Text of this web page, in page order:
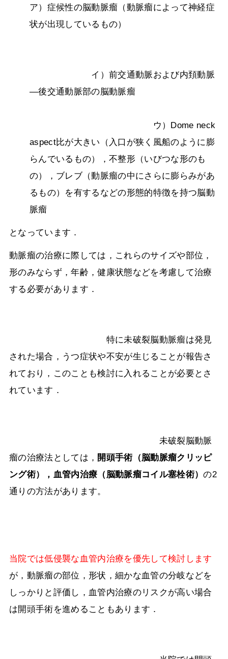
ア）症候性の脳動脈瘤（動脈瘤によって神経症
状が出現しているもの）
イ）前交通動脈および内頚動脈
―後交通動脈部の脳動脈瘤
ウ）Dome neck
aspect比が大きい（入口が狭く風船のように膨
らんでいるもの），不整形（いびつな形のも
の），ブレブ（動脈瘤の中にさらに膨らみがあ
るもの）を有するなどの形態的特徴を持つ脳動
脈瘤
となっています．
動脈瘤の治療に際しては，これらのサイズや部位，
形のみならず，年齢，健康状態などを考慮して治療
する必要があります．
特に未破裂脳動脈瘤は発見
された場合，うつ症状や不安が生じることが報告さ
れており，このことも検討に入れることが必要とさ
れています．
未破裂脳動脈
瘤の治療法としては， 開頭手術（脳動脈瘤クリッピ
ング術）， 血管内治療（脳動脈瘤コイル塞栓術）の2
通りの方法があります。
当院では低侵襲な血管内治療を優先して検討します
が，動脈瘤の部位，形状，細かな血管の分岐などを
しっかりと評価し，血管内治療のリスクが高い場合
は開頭手術を進めることもあります．